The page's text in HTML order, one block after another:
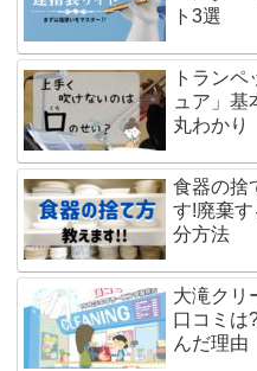
ト3選
トラン
ュア」基
丸わかり
食器の捨
す!廃棄
分方法
大滝クリ
口コミは
んだ理由